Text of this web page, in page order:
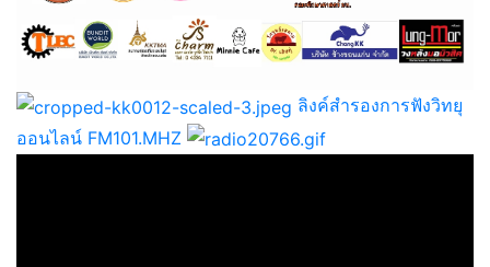
ลิงค์สำรองการฟังวิทยุ
ออนไลน์ FM101.MHZ